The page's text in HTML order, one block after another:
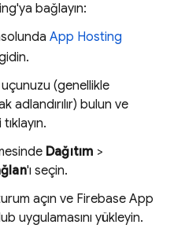
'ya bağlayın:
App Hosting
(genellikle
adlandırılır) bulun ve
tıklayın.
Dağıtım >
'ı seçin.
açın ve Firebase App
uygulamasını yükleyin.